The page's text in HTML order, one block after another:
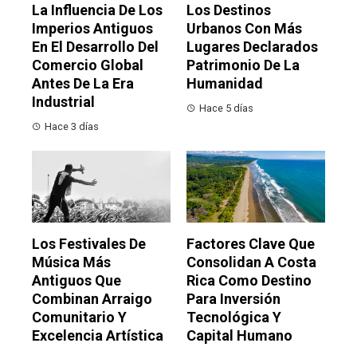
La Influencia De Los
Imperios Antiguos
En El Desarrollo Del
Comercio Global
Antes De La Era
Industrial
Hace 3 días
Los Destinos
Urbanos Con Más
Lugares Declarados
Patrimonio De La
Humanidad
Hace 5 días
Los Festivales De
Música Más
Antiguos Que
Combinan Arraigo
Comunitario Y
Excelencia Artística
Factores Clave Que
Consolidan A Costa
Rica Como Destino
Para Inversión
Tecnológica Y
Capital Humano